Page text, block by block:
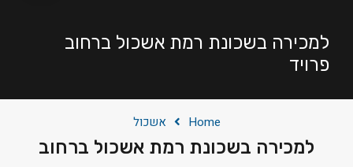
למכירה בשכונת רמת אשכול ברחוב
פרויד
Home אשכול
למכירה בשכונת רמת אשכול ברחוב